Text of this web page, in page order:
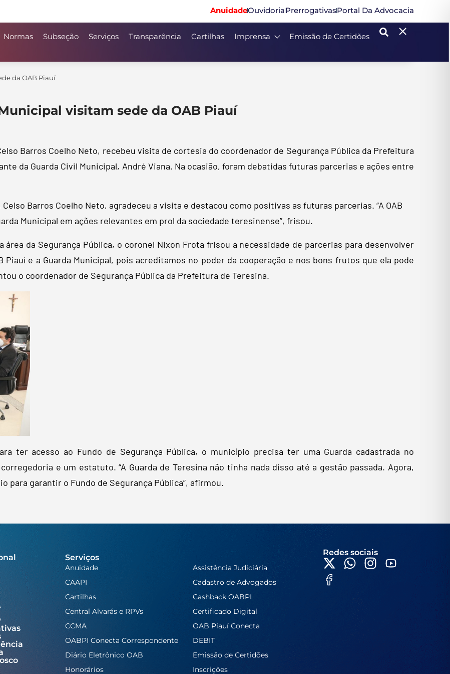
AnuidadeOuvidoriaPrerrogativasPortal Da Advocacia
Normas Subseção Serviços Transparência Cartilhas Imprensa Emissão de Certidões
da OAB Piauí
visitam sede da OAB Piauí
Barros Coelho Neto, recebeu visita de cortesia do coordenador de Segurança Pública da Prefeitura
da Guarda Civil Municipal, André Viana. Na ocasião, foram debatidas futuras parcerias e ações entre
Barros Coelho Neto, agradeceu a visita e destacou como positivas as futuras parcerias. “A OAB
Municipal em ações relevantes em prol da sociedade teresinense”, frisou.
da Segurança Pública, o coronel Nixon Frota frisou a necessidade de parcerias para desenvolver
Piauí e a Guarda Municipal, pois acreditamos no poder da cooperação e nos bons frutos que ela pode
o coordenador de Segurança Pública da Prefeitura de Teresina.
ter acesso ao Fundo de Segurança Pública, o município precisa ter uma Guarda cadastrada no
e um estatuto. “A Guarda de Teresina não tinha nada disso até a gestão passada. Agora,
para garantir o Fundo de Segurança Pública”, afirmou.
Serviços
Anuidade
Assistência Judiciária
CAAPI
Cadastro de Advogados
Cartilhas
Cashback OABPI
Central Alvarás e RPVs
Certificado Digital
CCMA
OAB Piauí Conecta
OABPI Conecta Correspondente
DEBIT
Diário Eletrônico OAB
Emissão de Certidões
Honorários
Inscrições
Redes sociais